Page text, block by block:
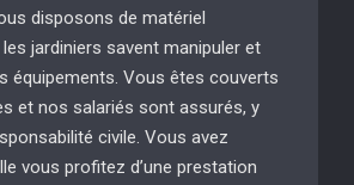
disposons de matériel
jardiniers savent manipuler et
équipements. Vous êtes couverts
et nos salariés sont assurés, y
civile. Vous avez
vous profitez d’une prestation